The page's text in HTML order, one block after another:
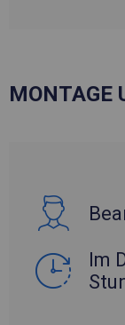
MONTAGE
Im